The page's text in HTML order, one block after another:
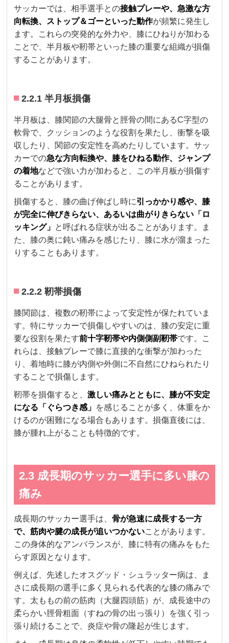
サッカーでは、相手選手との接触プレーや、急激な方
向転換、ストップ＆ゴーといった動作が頻繁に発生し
ます。これらの突発的な外力や、膝にひねりが加わる
ことで、半月板や靭帯といった膝の重要な組織が損傷
することがあります。
2.2.1 半月板損傷
半月板は、膝関節の大腿骨と脛骨の間にあるC字型の
軟骨で、クッションのような役割を果たし、衝撃を吸
収したり、関節の安定性を高めたりしています。サッ
カーでの急な方向転換や、膝をひねる動作、ジャンプ
の着地などで強い力が加わると、この半月板が損傷す
ることがあります。
損傷すると、膝の曲げ伸ばし時に引っかかり感や、膝
が完全に伸びきらない、あるいは曲がりきらない「ロ
ッキング」 と呼ばれる症状が出ることがあります。ま
た、膝の奥に鈍い痛みを感じたり、膝に水が溜まった
りすることもあります。
2.2.2 靭帯損傷
膝関節は、複数の靭帯によって安定性が保たれていま
す。特にサッカーで損傷しやすいのは、膝の安定に重
要な役割を果たす前十字靭帯や内側側副靭帯です。こ
れらは、接触プレーで膝に直接的な衝撃が加わった
り、着地時に膝が内側や外側に不自然にひねられたり
することで損傷します。
靭帯を損傷すると、激しい痛みとともに、膝が不安定
になる「ぐらつき感」 を感じることが多く、体重をか
けるのが困難になる場合もあります。損傷直後には、
膝が腫れ上がることも特徴的です。
2.3 成長期のサッカー選手に多い膝の
痛み
成長期のサッカー選手は、骨が急速に成長する一方
で、筋肉や腱の成長が追いつかないことがあります。
この身体的なアンバランスが、膝に特有の痛みをもた
らす原因となります。
例えば、先述したオスグッド・シュラッター病は、ま
さに成長期の選手に多く見られる代表的な膝の痛みで
す。太ももの前の筋肉（大腿四頭筋）が、成長途中の
柔らかい脛骨粗面（すねの骨の出っ張り）を強く引っ
張り続けることで、炎症や骨の隆起が生じます。